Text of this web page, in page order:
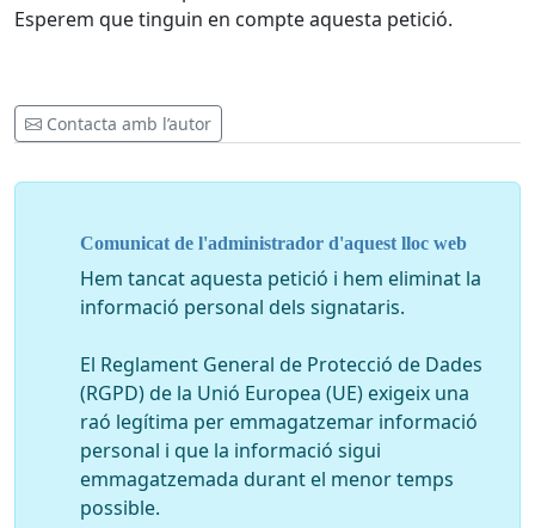
Esperem que tinguin en compte aquesta petició.
Contacta amb l’autor
Comunicat de l'administrador d'aquest lloc web
Hem tancat aquesta petició i hem eliminat la
informació personal dels signataris.
El Reglament General de Protecció de Dades
(RGPD) de la Unió Europea (UE) exigeix una
raó legítima per emmagatzemar informació
personal i que la informació sigui
emmagatzemada durant el menor temps
possible.